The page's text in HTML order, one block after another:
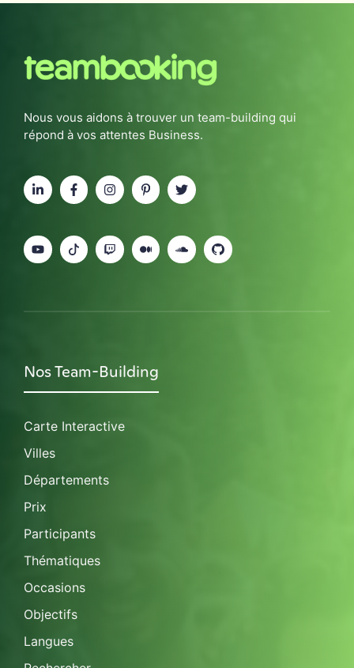
Nous vous aidons à trouver un team-building qui
répond à vos attentes Business.
Nos Team-Building
Carte Interactive
Villes
Départements
Prix
Participants
Thématiques
Occasions
Objectifs
Langues